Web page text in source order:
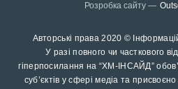
Розробка сайту —
Авторські права 2020 ©
У разі повного чи часткового
гіперпосилання на “ХМ-ІНСАЙД”
суб’єктів у сфері медіа та